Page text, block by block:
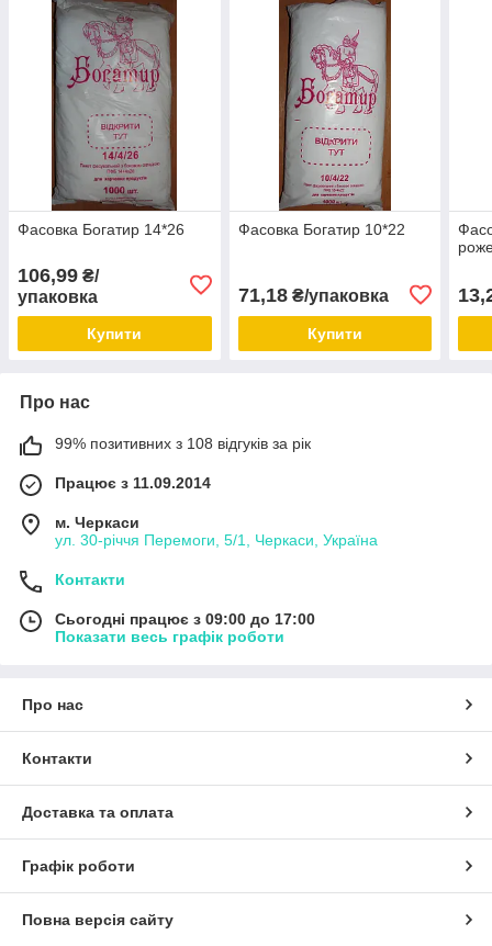
Фасовка Богатир 14*26
106,99 ₴/
упаковка
Купити
Фасовка Богатир 10*22
71,18₴/упаковка
Купити
Про нас
99% позитивних з 108 відгуків за рік
Працює з 11.09.2014
м. Черкаси
ул. 30-рiччя Перемоги, 5/1, Черкаси, Україна
Контакти
Сьогодні працює з 09:00 до 17:00
Показати весь графік роботи
Про нас
Контакти
Доставка та оплата
Графік роботи
Повна версія сайту